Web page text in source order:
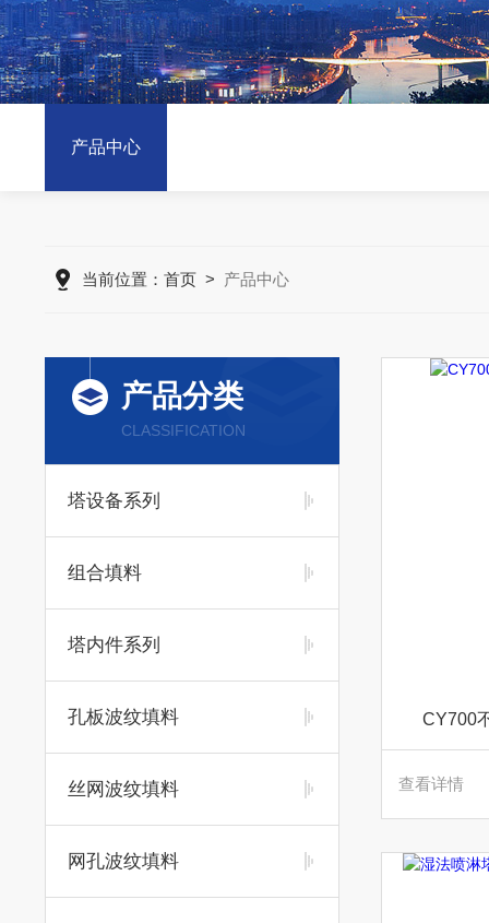
产品中心
当前位置： 首页> 产品中心
产品分类
CLASSIFICATION
塔设备系列
组合填料
塔内件系列
孔板波纹填料
丝网波纹填料
网孔波纹填料
CY700
查看详情